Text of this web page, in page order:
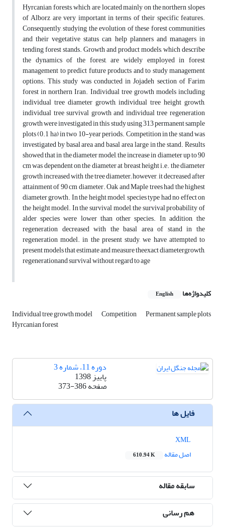
Hyrcanian forests, which are located mainly on the northern slopes
of Alborz are very important in terms of their specific features.
Consequently, studying the evolution of these forest communities
and their vegetative status can help planners and managers in
tending forest stands. Growth and product models, which describe
the dynamics of the forest, are widely employed in forest
management to predict future products and to study management
options. This study was conducted in Jojadeh section of Farim
forest in northern Iran. Individual tree growth models including
individual tree diameter growth, individual tree height growth,
individual tree survival growth and individual tree regeneration
growth were investigated in this study using 313 permanent sample
plots (0.1 ha) in two 10-year periods. Competition in the stand was
investigated by basal area and basal area large in the stand. Results
showed that in the diameter model, the increase in diameter up to 90
cm was dependent on the diameter at breast height i.e. the diameter
growth increased with the tree diameter; however, it decreased after
attainment of 90 cm diameter. Oak and Maple trees had the highest
diameter growth. In the height model, species type had no effect on
the height model. In the survival model, the survival probability of
alder species were lower than other species. In addition, the
regeneration decreased with the basal area of stand in the
regeneration model. in the present study, we have attempted to
present models that estimate and measure theexact diametergrowth,
regenerationand survival without regard to age
کلیدواژه‌ها English
Individual tree growth model Competition Permanent sample plots
Hyrcanian forest
دوره 11، شماره 3
پاییز 1398
صفحه373-386
فایل ها
اصل مقاله
610.94 K
سابقه مقاله
هم رسانی